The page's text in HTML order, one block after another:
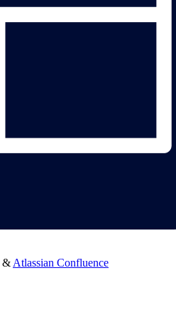
& Atlassian Confluence